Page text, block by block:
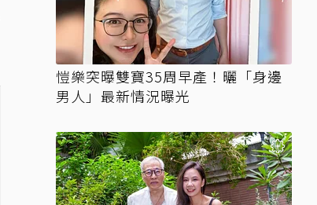
愷樂突曝雙寶35周早產！曬「身邊
男人」最新情況曝光